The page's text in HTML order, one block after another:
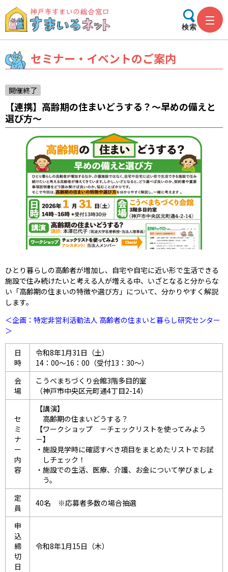
検索
セミナー・イベントのご案内
開催終了
【連携】高齢期の住まいどうする？～早めの備えと
選び方～
ひとり暮らしの高齢者が増加し、自宅や自宅に近い形で生活できる
施設で住み続けたいと考える人が増える中、いざとなると分からな
い「高齢期の住まいの特徴や選び方」について、分かりやすく解説
します。
＜企画：特定非営利活動法人 高齢者の住まいと暮らし研究センター
＞
日
時
令和8年1月31日（土）
14：00～16：00（受付13：30～）
会
場
こうべまちづくり会館3階多目的室
（神戸市中央区元町通4丁目2-14）
セ
ミ
ナ
ー
内
容
【講演】
高齢期の住まいどうする？
【ワークショップ －チェックリストを使ってみよう
－】
施設見学時に確認すべき項目をまとめたリストでお試
しチェック！
施設での生活、医療、介護、お金について学びましょ
う。
定
員
40名 ※応募者多数の場合抽選
申
込
締
切
日
令和8年1月15日（木）